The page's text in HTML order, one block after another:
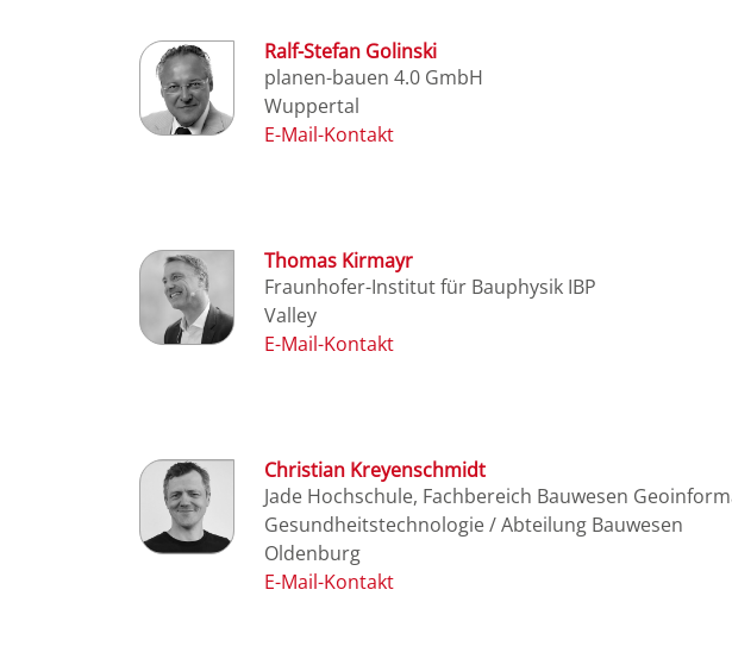
Ralf-Stefan Golinski
planen-bauen 4.0 GmbH
Wuppertal
Thomas Kirmayr
Fraunhofer-Institut für Bauphysik IBP
Valley
Christian Kreyenschmidt
Jade Hochschule, Fachbereich Bauwesen
Gesundheitstechnologie / Abteilung Bauwesen
Oldenburg